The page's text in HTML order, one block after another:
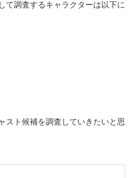
て調査するキャラクターは以下に
スト候補を調査していきたいと思